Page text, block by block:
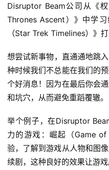
页
游
茶
Disruptor Beam公司从《
Thrones Ascent）》中学
（Star Trek Timelines）》
想尝试新事物，直通通地跳
种时候我们不总能在我们的
个好消息！因为在最后你会
和坑穴，从而避免重蹈覆辙。
举个例子，在Disruptor
力的游戏：崛起（Game
验，了解到游戏从人物和图
续剧，这种良好的效果让游